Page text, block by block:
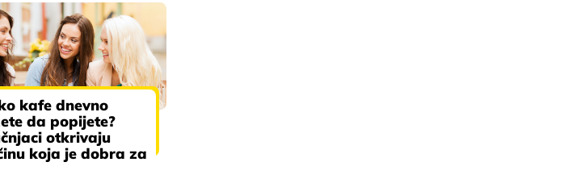
kafe dnevno
da popijete?
otkrivaju
koja je dobra za